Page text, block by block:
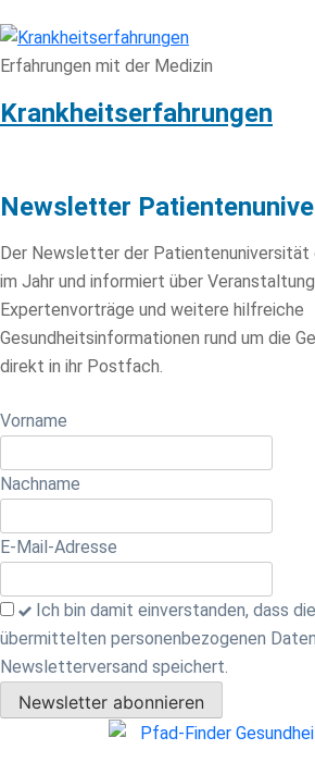
Erfahrungen mit der Medizin
Krankheitserfahrungen
Newsletter
Der Newsletter der Patientenuniversität
im Jahr und informiert über
Expertenvorträge und weitere hilfreiche
Gesundheitsinformationen rund um die
direkt in ihr Postfach.
Lass
Feld
leer
Vorname
Nachname
E-Mail-Adresse
Ich bin damit einverstanden, dass
übermittelten personenbezogenen
Newsletterversand speichert.
Newsletter abonnieren